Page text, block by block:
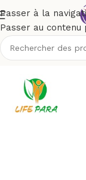
Passer à la
Passer au contenu
Solaires/Crèmes